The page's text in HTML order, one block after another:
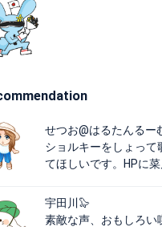
せつお@はるたんる
ショルキーをしょっ
てほしいです。HPに
宇田川🦭
素敵な声、おもしろい